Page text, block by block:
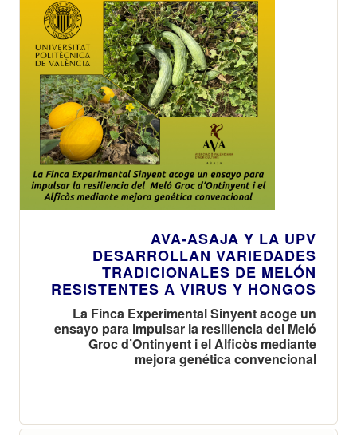
AVA-ASAJA Y LA UPV
DESARROLLAN VARIEDADES
TRADICIONALES DE MELÓN
RESISTENTES A VIRUS Y HONGOS
La Finca Experimental Sinyent acoge un
ensayo para impulsar la resiliencia del Meló
Groc d’Ontinyent i el Alficòs mediante
mejora genética convencional